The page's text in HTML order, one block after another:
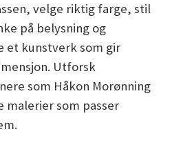
velge riktig farge, stil
på belysning og
et kunstverk som gir
Utforsk
som Håkon Morønning
som passer